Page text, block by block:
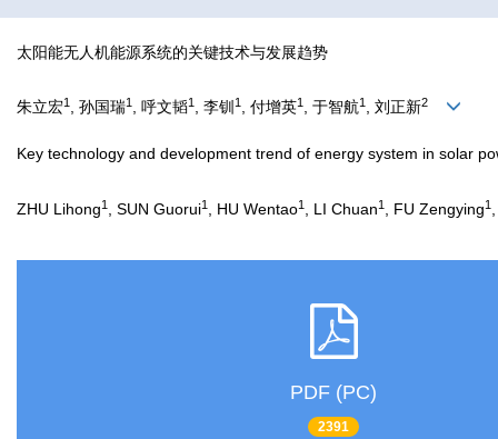
太阳能无人机能源系统的关键技术与发展趋势
朱立宏1 , 孙国瑞1 , 呼文韬1 , 李钏 1 , 付增英1 , 于智航1 , 刘正新2
Key technology and development trend of energy system in solar
ZHU Lihong1 , SUN Guorui1 , HU Wentao1 , LI Chuan1 , FU Zengying1
PDF (PC)
2391